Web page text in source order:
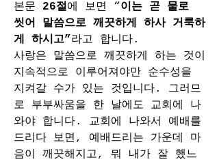
본문 26절에 보면 “이는 곧 물로
씻어 말씀으로 깨끗하게 하사 거룩하
게 하시고”라고 합니다.
사랑은 말씀으로 깨끗하게 하는 것이
지속적으로 이루어져야만 순수성을
지켜갈 수가 있는 것입니다. 그러므
로 부부싸움을 한 날에도 교회에 나
와야 합니다. 교회에 나와서 예배를
드리다 보면, 예배드리는 가운데 마
음이 깨끗해지고, 뭐 내가 잘 했느